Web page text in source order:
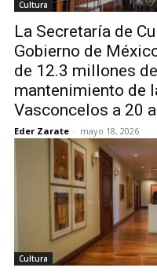
Cultura
La Secretaría de
Gobierno de
de 12.3 millones
mantenimiento de
Vasconcelos a 20
Eder Zarate - mayo 18, 2026
Cultura